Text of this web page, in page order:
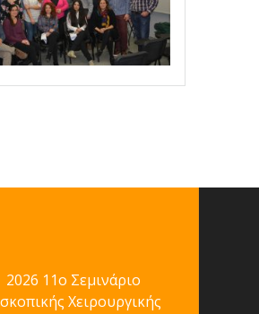
11ο Σεμινάριο
Χειρουργικής